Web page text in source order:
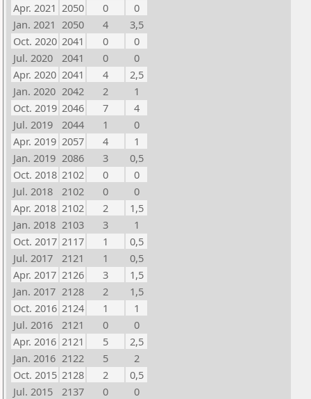
Apr. 2021 2050 0
0
Jan. 2021 2050 4
3,5
Oct. 2020 2041 0
0
Jul. 2020
2041 0
0
Apr. 2020 2041 4
2,5
Jan. 2020 2042 2
1
Oct. 2019 2046 7
4
Jul. 2019
2044 1
0
Apr. 2019 2057 4
1
Jan. 2019 2086 3
0,5
Oct. 2018 2102 0
0
Jul. 2018
2102 0
0
Apr. 2018 2102 2
1,5
Jan. 2018 2103 3
1
Oct. 2017 2117 1
0,5
Jul. 2017
2121 1
0,5
Apr. 2017 2126 3
1,5
Jan. 2017 2128 2
1,5
Oct. 2016 2124 1
1
Jul. 2016
2121 0
0
Apr. 2016 2121 5
2,5
Jan. 2016 2122 5
2
Oct. 2015 2128 2
0,5
Jul. 2015
2137 0
0